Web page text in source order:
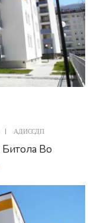
| АДИССДП
Битола Во